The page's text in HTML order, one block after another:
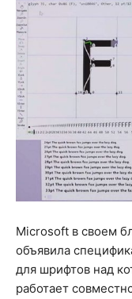
Microsoft в своем
объявила
для шрифтов над
работает